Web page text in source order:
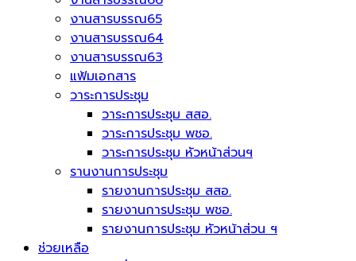
งานสารบรรณ65
งานสารบรรณ64
งานสารบรรณ63
แฟ้มเอกสาร
วาระการประชุม
วาระการประชุม สสอ.
วาระการประชุม พชอ.
วาระการประชุม หัวหน้าส่วนฯ
รานงานการประชุม
รายงานการประชุม สสอ.
รายงานการประชุม พชอ.
รายงานการประชุม หัวหน้าส่วน ฯ
ช่วยเหลือ